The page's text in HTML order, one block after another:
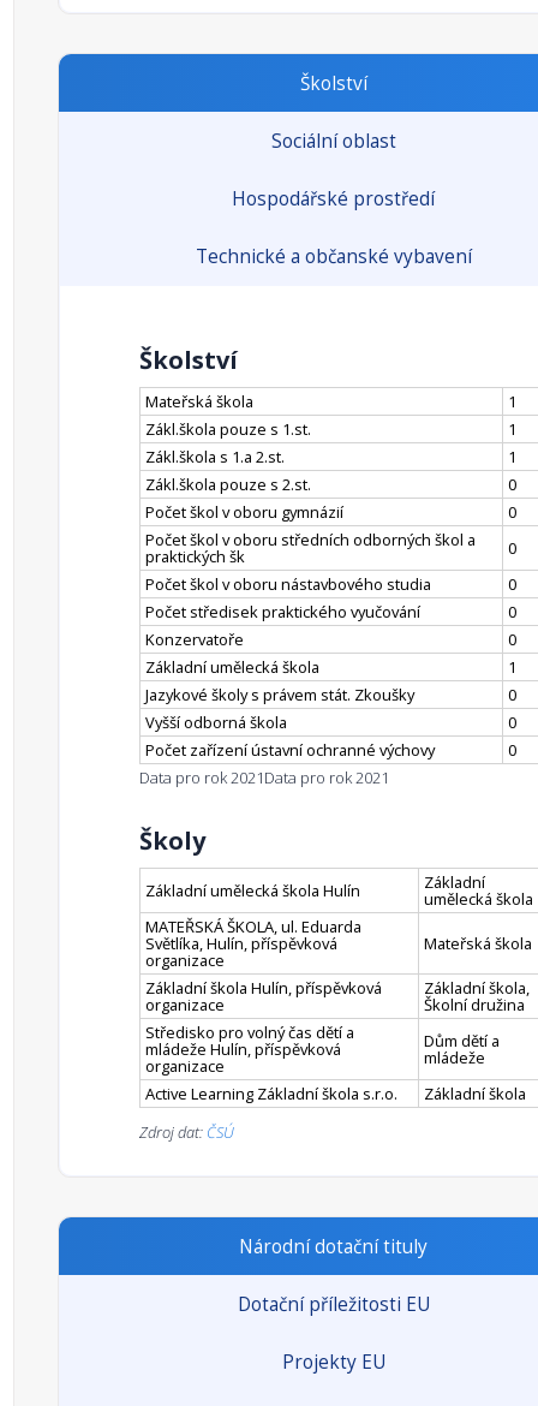
Školství
Sociální oblast
Hospodářské prostředí
Technické a občanské vybavení
Školství
Mateřská škola
1
Zákl.škola pouze s 1.st.
1
Zákl.škola s 1.a 2.st.
1
Zákl.škola pouze s 2.st.
0
Počet škol v oboru gymnázií
0
Počet škol v oboru středních odborných škol a
praktických šk
0
Počet škol v oboru nástavbového studia
0
Počet středisek praktického vyučování
0
Konzervatoře
0
Základní umělecká škola
1
Jazykové školy s právem stát. Zkoušky
0
Vyšší odborná škola
0
Počet zařízení ústavní ochranné výchovy
0
Data pro rok 2021Data pro rok 2021
Školy
Základní umělecká škola Hulín Základní
umělecká škola
MATEŘSKÁ ŠKOLA, ul. Eduarda
Světlíka, Hulín, příspěvková
organizace
Mateřská škola
Základní škola Hulín, příspěvková
organizace
Základní škola,
Školní družina
Středisko pro volný čas dětí a
mládeže Hulín, příspěvková
organizace
Dům dětí a
mládeže
Active Learning Základní škola s.r.o.
Základní škola
Zdroj dat: ČSÚ
Národní dotační tituly
Dotační příležitosti EU
Projekty EU